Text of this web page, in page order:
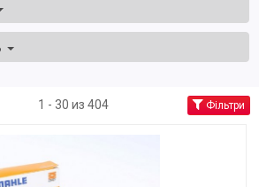
1 - 30 из 404 Фільтри